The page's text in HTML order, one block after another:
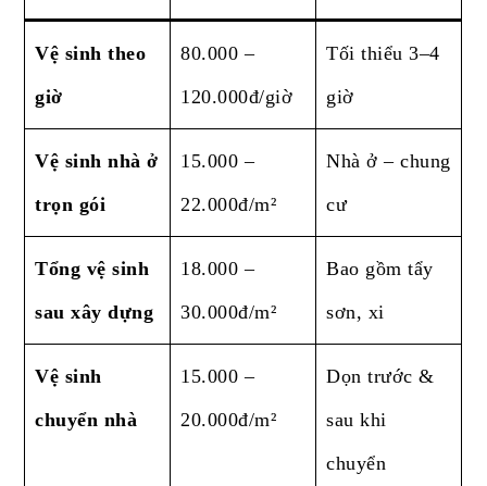
Vệ sinh theo
giờ
80.000 –
120.000đ/giờ
Tối thiểu 3–4
giờ
Vệ sinh nhà ở
trọn gói
15.000 –
22.000đ/m²
Nhà ở – chung
cư
Tổng vệ sinh
sau xây dựng
18.000 –
30.000đ/m²
Bao gồm tẩy
sơn, xi
Vệ sinh
chuyển nhà
15.000 –
20.000đ/m²
Dọn trước &
sau khi
chuyển